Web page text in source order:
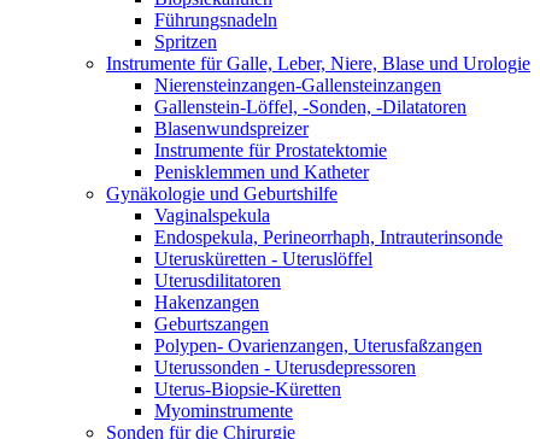
Führungsnadeln
Spritzen
Instrumente für Galle, Leber, Niere, Blase und Urologie
Nierensteinzangen-Gallensteinzangen
Gallenstein-Löffel, -Sonden, -Dilatatoren
Blasenwundspreizer
Instrumente für Prostatektomie
Penisklemmen und Katheter
Gynäkologie und Geburtshilfe
Vaginalspekula
Endospekula, Perineorrhaph, Intrauterinsonde
Uterusküretten - Uteruslöffel
Uterusdilitatoren
Hakenzangen
Geburtszangen
Polypen- Ovarienzangen, Uterusfaßzangen
Uterussonden - Uterusdepressoren
Uterus-Biopsie-Küretten
Myominstrumente
Sonden für die Chirurgie